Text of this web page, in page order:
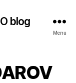
blog
Menu